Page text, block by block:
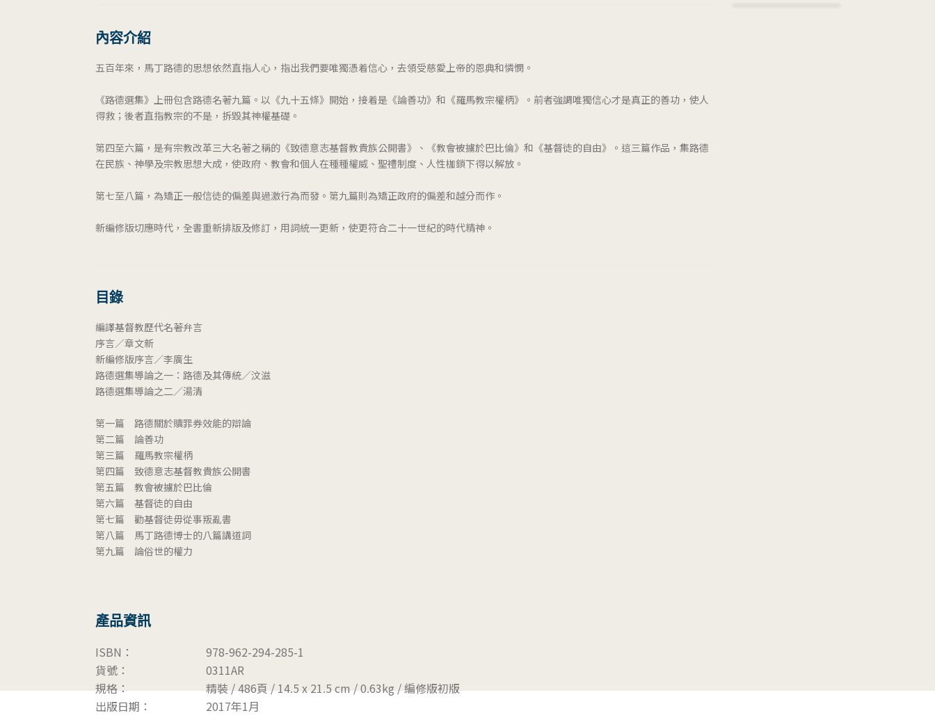
內容介紹
五百年來，馬丁路德的思想依然直指人心，指出我們要唯獨憑着信心，去領受慈愛上帝的恩典和憐憫。
《路德選集》上冊包含路德名著九篇。以《九十五條》開始，接着是《論善功》和《羅馬教宗權柄》。前者強調唯獨信心才是真正的善功，使人
得救；後者直指教宗的不是，拆毀其神權基礎。
第四至六篇，是有宗教改革三大名著之稱的《致德意志基督教貴族公開書》、《教會被擄於巴比倫》和《基督徒的自由》。這三篇作品，集路德
在民族、神學及宗教思想大成，使政府、教會和個人在種種權威、聖禮制度、人性枷鎖下得以解放。
第七至八篇，為矯正一般信徒的偏差與過激行為而發。第九篇則為矯正政府的偏差和越分而作。
新編修版切應時代，全書重新排版及修訂，用詞統一更新，使更符合二十一世紀的時代精神。
目錄
編譯基督教歷代名著弁言
序言／章文新
新編修版序言／李廣生
路德選集導論之一：路德及其傳統／汶滋
路德選集導論之二／湯清
第一篇 路德關於贖罪券效能的辯論
第二篇 論善功
第三篇 羅馬教宗權柄
第四篇 致德意志基督教貴族公開書
第五篇 教會被擄於巴比倫
第六篇 基督徒的自由
第七篇 勸基督徒毋從事叛亂書
第八篇 馬丁路德博士的八篇講道詞
第九篇 論俗世的權力
產品資訊
ISBN：
978-962-294-285-1
貨號：
0311AR
規格：
精裝 / 486頁 / 14.5 x 21.5 cm / 0.63kg / 編修版初版
出版日期：
2017年1月